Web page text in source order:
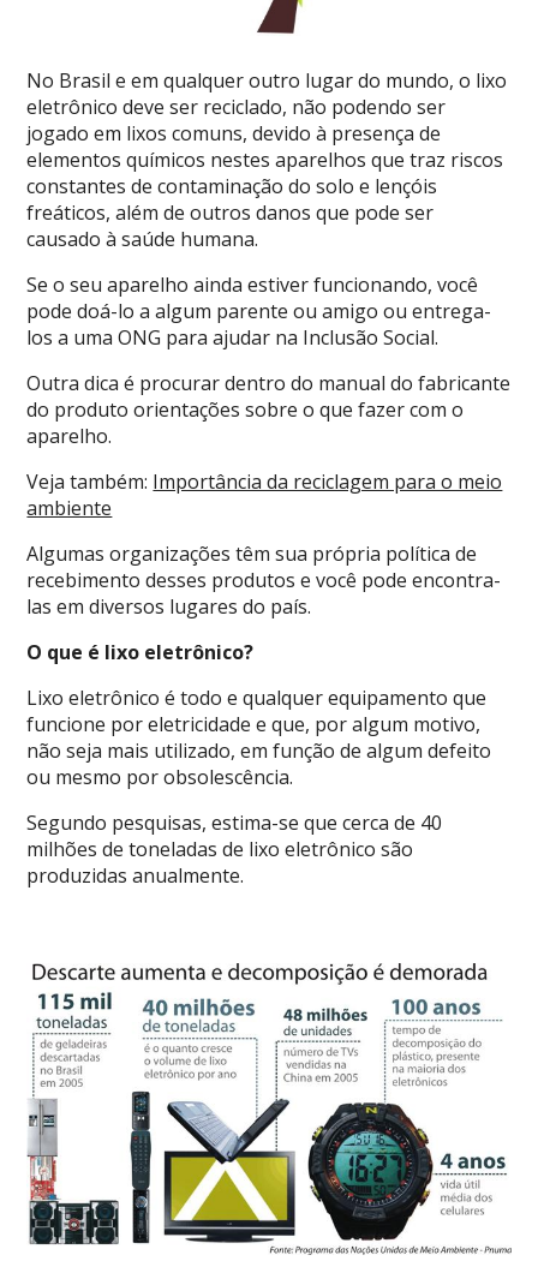
No Brasil e em qualquer outro lugar do mundo, o lixo
eletrônico deve ser reciclado, não podendo ser
jogado em lixos comuns, devido à presença de
elementos químicos nestes aparelhos que traz riscos
constantes de contaminação do solo e lençóis
freáticos, além de outros danos que pode ser
causado à saúde humana.
Se o seu aparelho ainda estiver funcionando, você
pode doá-lo a algum parente ou amigo ou entrega-
los a uma ONG para ajudar na Inclusão Social.
Outra dica é procurar dentro do manual do fabricante
do produto orientações sobre o que fazer com o
aparelho.
Veja também: Importância da reciclagem para o meio
ambiente
Algumas organizações têm sua própria política de
recebimento desses produtos e você pode encontra-
las em diversos lugares do país.
O que é lixo eletrônico?
Lixo eletrônico é todo e qualquer equipamento que
funcione por eletricidade e que, por algum motivo,
não seja mais utilizado, em função de algum defeito
ou mesmo por obsolescência.
Segundo pesquisas, estima-se que cerca de 40
milhões de toneladas de lixo eletrônico são
produzidas anualmente.